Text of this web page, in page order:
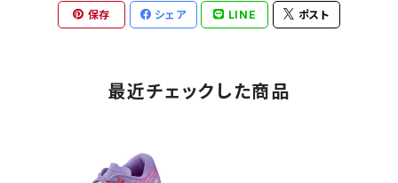
保存 シェア LINE ポスト
最近チェックした商品